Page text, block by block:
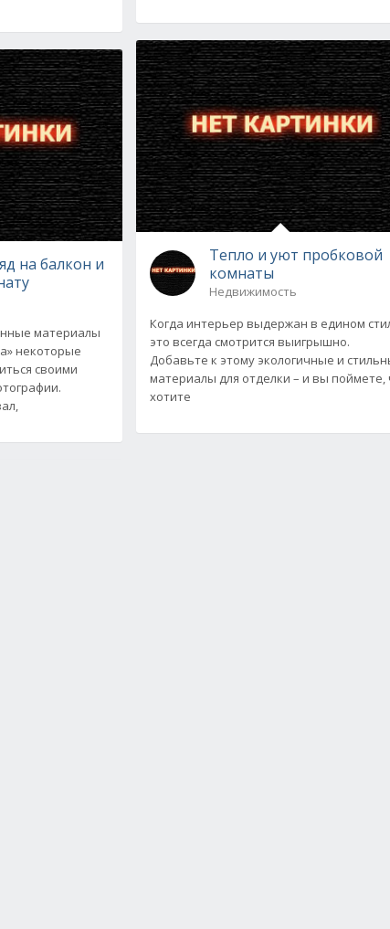
на балкон и
материалы
некоторые
своими
Тепло и уют пробковой
комнаты
Недвижимость
Когда интерьер выдержан в едином
это всегда смотрится выигрышно.
Добавьте к этому экологичные и
материалы для отделки – и вы поймете,
хотите